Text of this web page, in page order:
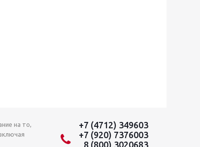
на то,
+7 (4712) 349603
+7 (920) 7376003
8 (800) 3020683